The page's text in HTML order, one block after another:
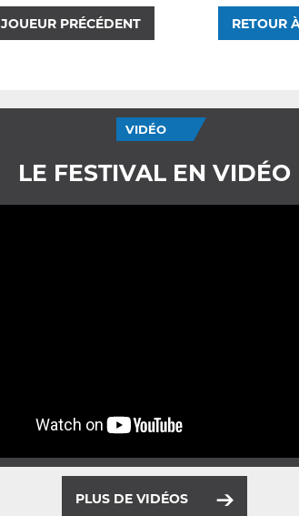
JOUEUR PRÉCÉDENT RETOUR
VIDÉO
LE FESTIVAL EN VIDÉO
PLUS DE VIDÉOS